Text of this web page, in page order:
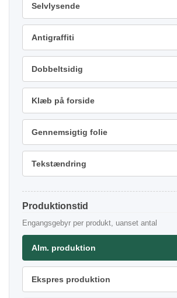
Selvlysende
Antigraffiti
Dobbeltsidig
Klæb på forside
Gennemsigtig folie
Tekstændring
Produktionstid
Engangsgebyr per produkt, uanset antal
Alm. produktion
Ekspres produktion